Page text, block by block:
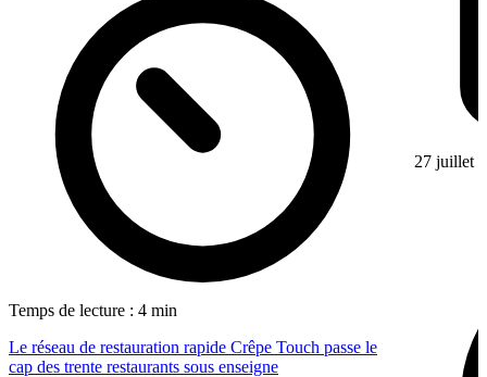
Temps de lecture : 4 min
Le réseau de restauration rapide Crêpe Touch passe le
cap des trente restaurants sous enseigne
27 juillet